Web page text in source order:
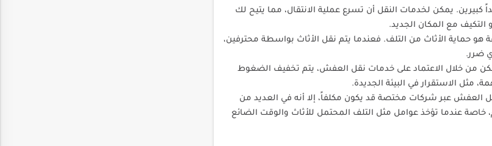
كبيرين. يمكن لخدمات النقل أن تسرع عملية الانتقال، مما يتيح لك
التكيف مع المكان الجديد.
هو حماية الأثاث من التلف. فعندما يتم نقل الأثاث بواسطة محترفين،
ضرر.
لكن من خلال الاعتماد على خدمات نقل العفش، يتم تخفيف الضغوط
مثل الاستقرار في البيئة الجديدة.
العفش عبر شركات مختصة قد يكون مكلفاً، إلا أنه في العديد من
خاصة عندما تؤخذ عوامل مثل التلف المحتمل للأثاث والوقت الضائع